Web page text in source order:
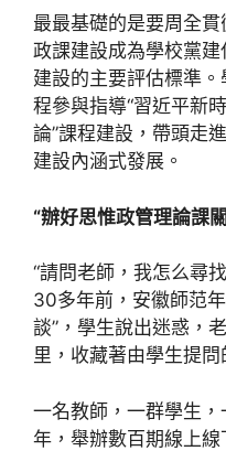
最最基礎的是要周全
政課建設成為學校黨
建設的主要評估標準
程參與指導“習近平新
論”課程建設，帶頭走
建設內涵式發展。
“辦好思惟政管理論課
“請問老師，我怎么尋
30多年前，安徽師范
談”，學生說出迷惑，
里，收藏著由學生提
一名教師，一群學生
年，舉辦數百期線上線